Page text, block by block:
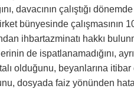
davacının çalıştığı
bünyesinde çalışmasının
ihbartazminatı hakkı
de ispatlanamadığını,
olduğunu, beyanlarına itibar
dosyada faiz yönünden